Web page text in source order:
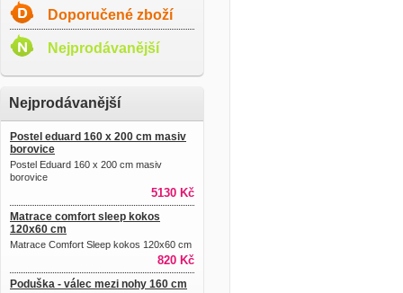
Doporučené zboží
Nejprodávanější
Nejprodávanější
Postel eduard 160 x 200 cm masiv
borovice
Postel Eduard 160 x 200 cm masiv
borovice
5130 Kč
Matrace comfort sleep kokos
120x60 cm
Matrace Comfort Sleep kokos 120x60 cm
820 Kč
Poduška - válec mezi nohy 160 cm